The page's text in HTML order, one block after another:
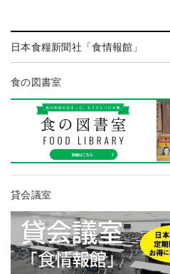
日本食糧新聞社「食情報館」
食の図書室
貸会議室